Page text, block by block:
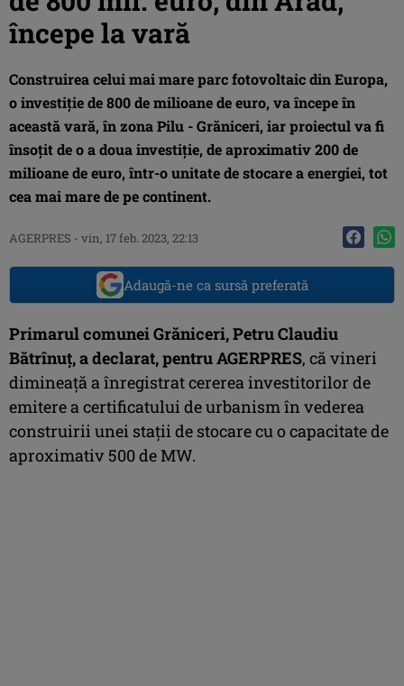
începe la vară
Construirea celui mai mare parc fotovoltaic din Europa,
o investiţie de 800 de milioane de euro, va începe în
această vară, în zona Pilu - Grăniceri, iar proiectul va fi
însoţit de o a doua investiţie, de aproximativ 200 de
milioane de euro, într-o unitate de stocare a energiei, tot
cea mai mare de pe continent.
AGERPRES - vin, 17 feb. 2023, 22:13
Adaugă-ne ca sursă preferată
Primarul comunei Grăniceri, Petru Claudiu
Bătrînuţ, a declarat, pentru AGERPRES, că vineri
dimineaţă a înregistrat cererea investitorilor de
emitere a certificatului de urbanism în vederea
construirii unei staţii de stocare cu o capacitate de
aproximativ 500 de MW.